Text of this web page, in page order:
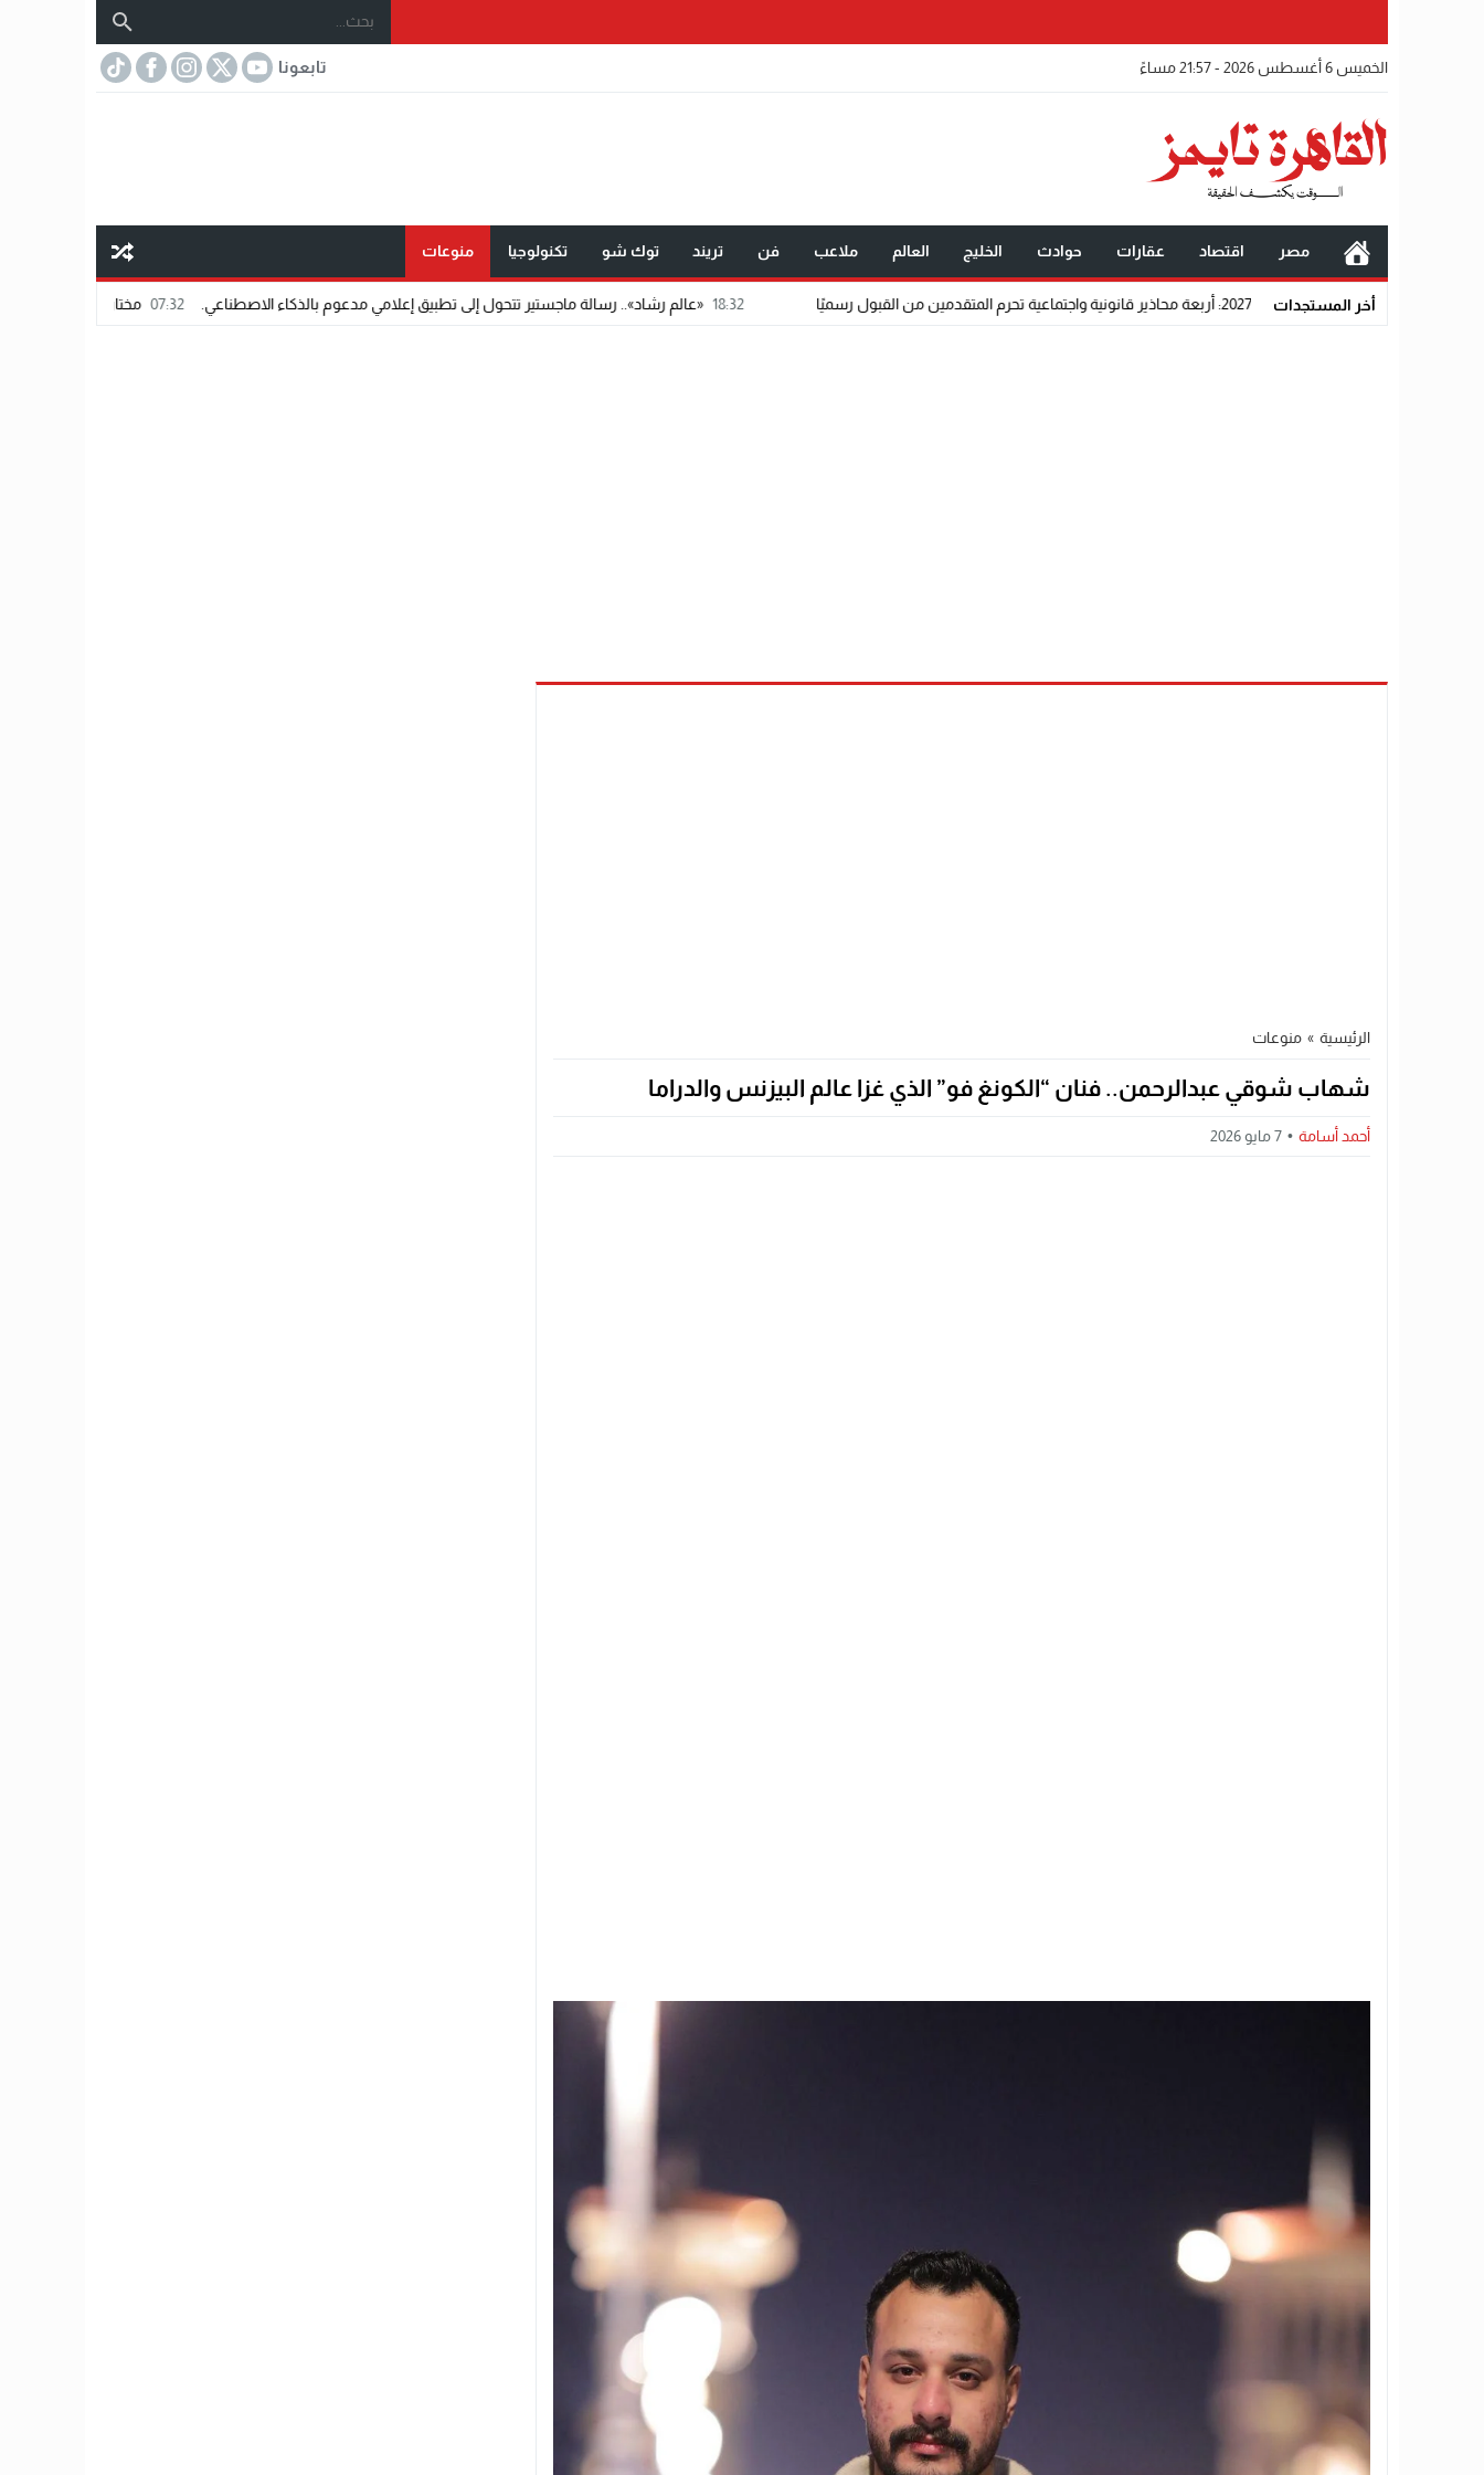
الخميس 6 أغسطس 2026 - 21:57 مساءً تابعونا
مصر اقتصاد عقارات حوادث الخليج العالم ملاعب فن تريند توك شو تكنولوجيا منوعات
أخر المستجدات 18:32 «عالم رشاد».. رسالة ماجستير تتحول إلى تطبيق إعلامي مدعوم بالذكاء الاصطناعي. 07:32 مختار عتمان.. «صديق المشاهير».. اسم شاب
الرئيسية » منوعات
شهاب شوقي عبدالرحمن.. فنان “الكونغ فو” الذي غزا عالم البيزنس والدراما
أحمد أسامة 7 مايو 2026